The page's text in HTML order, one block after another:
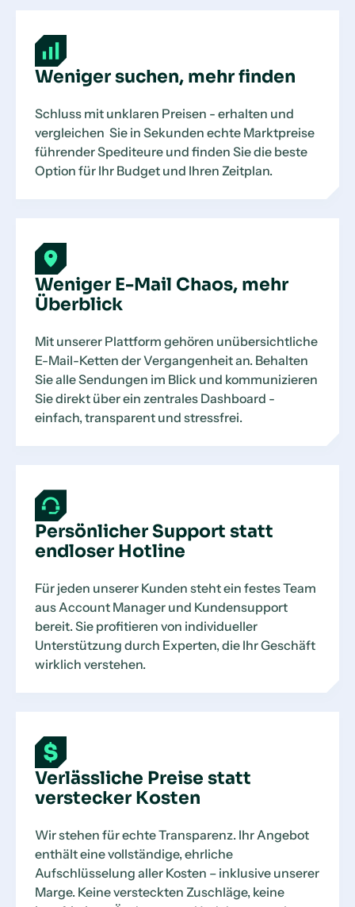
Weniger suchen, mehr finden
Schluss mit unklaren Preisen - erhalten und
vergleichen Sie in Sekunden echte Marktpreise
führender Spediteure und finden Sie die beste
Option für Ihr Budget und Ihren Zeitplan.
Weniger E-Mail Chaos, mehr
Überblick
Mit unserer Plattform gehören unübersichtliche
E-Mail-Ketten der Vergangenheit an. Behalten
Sie alle Sendungen im Blick und kommunizieren
Sie direkt über ein zentrales Dashboard -
einfach, transparent und stressfrei.
Persönlicher Support statt
endloser Hotline
Für jeden unserer Kunden steht ein festes Team
aus Account Manager und Kundensupport
bereit. Sie profitieren von individueller
Unterstützung durch Experten, die Ihr Geschäft
wirklich verstehen.
Verlässliche Preise statt
verstecker Kosten
Wir stehen für echte Transparenz. Ihr Angebot
enthält eine vollständige, ehrliche
Aufschlüsselung aller Kosten – inklusive unserer
Marge. Keine versteckten Zuschläge, keine